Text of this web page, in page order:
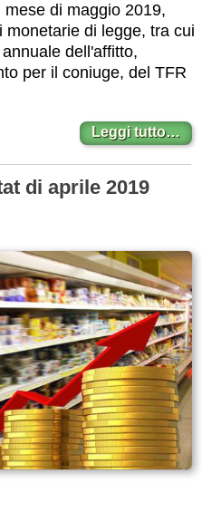
di maggio 2019,
di legge, tra cui
dell'affitto,
per il coniuge, del TFR
Leggi tutto…
di aprile 2019